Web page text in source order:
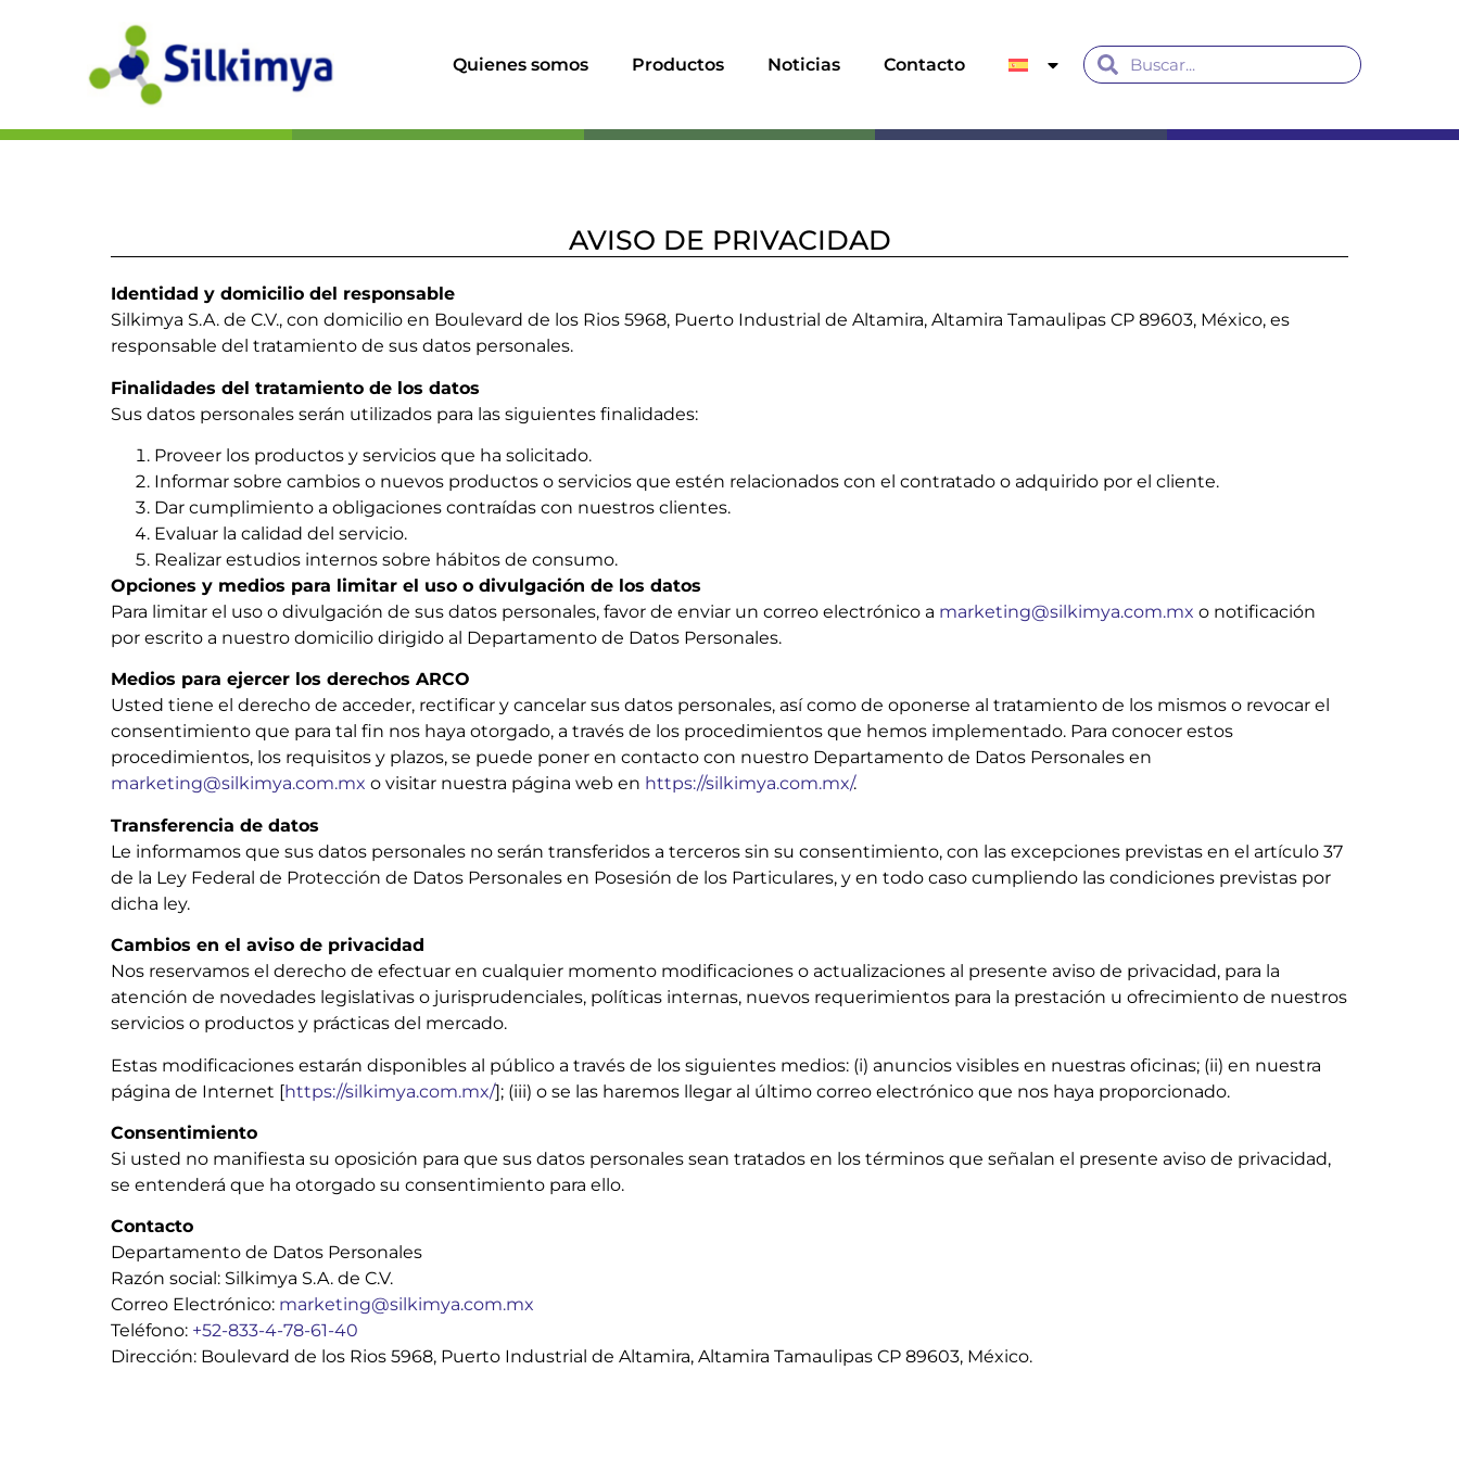
Quienes somos Productos Noticias Contacto
AVISO DE PRIVACIDAD
Identidad y domicilio del responsable
Silkimya S.A. de C.V., con domicilio en Boulevard de los Rios 5968, Puerto Industrial de Altamira, Altamira Tamaulipas CP 89603, México, es
responsable del tratamiento de sus datos personales.
Finalidades del tratamiento de los datos
Sus datos personales serán utilizados para las siguientes finalidades:
Proveer los productos y servicios que ha solicitado.
Informar sobre cambios o nuevos productos o servicios que estén relacionados con el contratado o adquirido por el cliente.
Dar cumplimiento a obligaciones contraídas con nuestros clientes.
Evaluar la calidad del servicio.
Realizar estudios internos sobre hábitos de consumo.
Opciones y medios para limitar el uso o divulgación de los datos
Para limitar el uso o divulgación de sus datos personales, favor de enviar un correo electrónico a marketing@silkimya.com.mx o notificación
por escrito a nuestro domicilio dirigido al Departamento de Datos Personales.
Medios para ejercer los derechos ARCO
Usted tiene el derecho de acceder, rectificar y cancelar sus datos personales, así como de oponerse al tratamiento de los mismos o revocar el
consentimiento que para tal fin nos haya otorgado, a través de los procedimientos que hemos implementado. Para conocer estos
procedimientos, los requisitos y plazos, se puede poner en contacto con nuestro Departamento de Datos Personales en
marketing@silkimya.com.mx o visitar nuestra página web en https://silkimya.com.mx/.
Transferencia de datos
Le informamos que sus datos personales no serán transferidos a terceros sin su consentimiento, con las excepciones previstas en el artículo 37
de la Ley Federal de Protección de Datos Personales en Posesión de los Particulares, y en todo caso cumpliendo las condiciones previstas por
dicha ley.
Cambios en el aviso de privacidad
Nos reservamos el derecho de efectuar en cualquier momento modificaciones o actualizaciones al presente aviso de privacidad, para la
atención de novedades legislativas o jurisprudenciales, políticas internas, nuevos requerimientos para la prestación u ofrecimiento de nuestros
servicios o productos y prácticas del mercado.
Estas modificaciones estarán disponibles al público a través de los siguientes medios: (i) anuncios visibles en nuestras oficinas; (ii) en nuestra
página de Internet [https://silkimya.com.mx/]; (iii) o se las haremos llegar al último correo electrónico que nos haya proporcionado.
Consentimiento
Si usted no manifiesta su oposición para que sus datos personales sean tratados en los términos que señalan el presente aviso de privacidad,
se entenderá que ha otorgado su consentimiento para ello.
Contacto
Departamento de Datos Personales
Razón social: Silkimya S.A. de C.V.
Correo Electrónico: marketing@silkimya.com.mx
Teléfono: +52-833-4-78-61-40
Dirección: Boulevard de los Rios 5968, Puerto Industrial de Altamira, Altamira Tamaulipas CP 89603, México.